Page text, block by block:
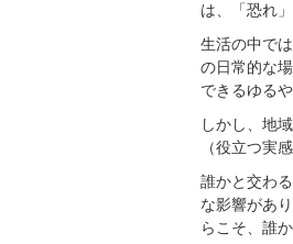
は、「恐れ
生活の中で
の日常的な
できるゆる
しかし、地
（役立つ実
誰かと交わ
な影響があ
らこそ、誰